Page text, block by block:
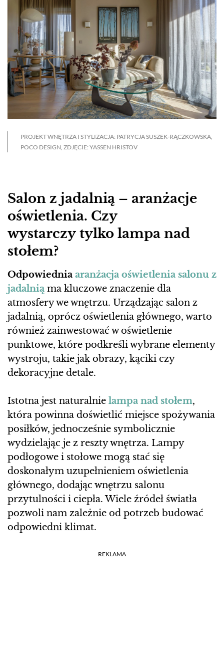
PROJEKT WNĘTRZA I STYLIZACJA: PATRYCJA SUSZEK-RĄCZKOWSKA,
POCO DESIGN, ZDJĘCIE: YASSEN HRISTOV
Salon z jadalnią – aranżacje
oświetlenia. Czy
wystarczy tylko lampa nad
stołem?
Odpowiednia aranżacja oświetlenia salonu z
jadalnią ma kluczowe znaczenie dla
atmosfery we wnętrzu. Urządzając salon z
jadalnią, oprócz oświetlenia głównego, warto
również zainwestować w oświetlenie
punktowe, które podkreśli wybrane elementy
wystroju, takie jak obrazy, kąciki czy
dekoracyjne detale.
Istotna jest naturalnie lampa nad stołem,
która powinna doświetlić miejsce spożywania
posiłków, jednocześnie symbolicznie
wydzielając je z reszty wnętrza. Lampy
podłogowe i stołowe mogą stać się
doskonałym uzupełnieniem oświetlenia
głównego, dodając wnętrzu salonu
przytulności i ciepła. Wiele źródeł światła
pozwoli nam zależnie od potrzeb budować
odpowiedni klimat.
REKLAMA